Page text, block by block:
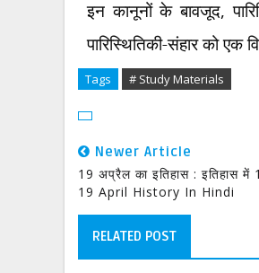
इन कानूनों के बावजूद,
पारिस्थितिकी-संहार को
Tags # Study Materials
Newer Article
19 अप्रैल का इतिहास : इतिहास
19 April History In Hindi
RELATED POST